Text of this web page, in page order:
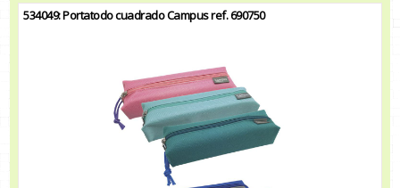
534049: Portatodo cuadrado Campus ref. 690750